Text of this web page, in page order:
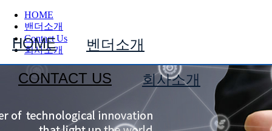
HOME
밴더소개
Contact Us
회사소개
HOME 벤더소개
CONTACT US 회사소개